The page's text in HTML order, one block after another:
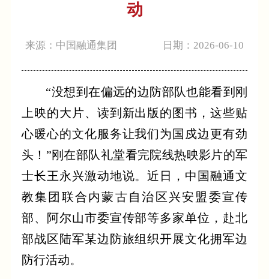
动
来源：中国融通集团 日期：2026-06-10
“没想到在偏远的边防部队也能看到刚
上映的大片、读到新出版的图书，这些贴
心暖心的文化服务让我们为国戍边更有劲
头！”刚在部队礼堂看完院线热映影片的军
士长王永兴激动地说。近日，中国融通文
教集团联合内蒙古自治区兴安盟委宣传
部、阿尔山市委宣传部等多家单位，赴北
部战区陆军某边防旅组织开展文化拥军边
防行活动。